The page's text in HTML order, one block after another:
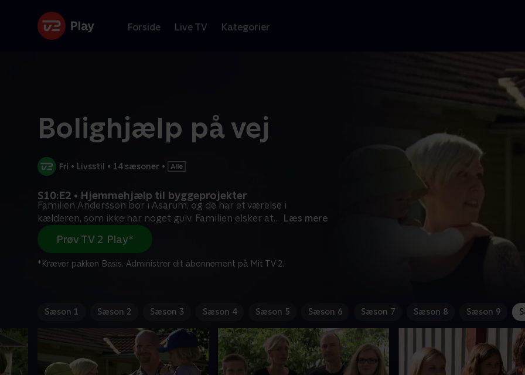
Forside Live TV Kategorier
Bolighjælp på vej
• Livsstil • 14 sæsoner •
S10:E2 • Hjemmehjælp til byggeprojekter
Familien Andersson bor i Asarum, og de har et værelse i
kælderen, som ikke har noget gulv. Familien elsker at... Læs mere
Prøv TV 2 Play*
*Kræver pakken Basis. Administrer dit abonnement på Mit TV 2.
Sæson 1 Sæson 2 Sæson 3 Sæson 4 Sæson 5 Sæson 6 Sæson 7 Sæson 8 Sæson 9